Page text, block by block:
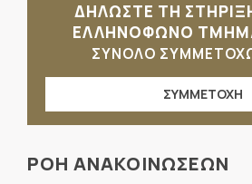
ΔΗΛΩΣΤΕ ΤΗ
ΕΛΛΗΝΟΦΩΝΟ
ΣΥΝΟΛΟ
ΣΥΜΜΕΤΟΧΗ
ΡΟΗ ΑΝΑΚΟΙΝΩΣΕΩΝ